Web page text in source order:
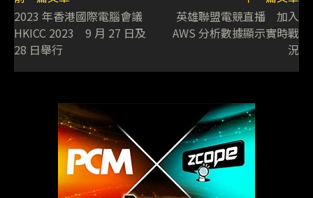
2023 年香港國際電腦會議
HKICC 2023 9 月 27 日及
28 日舉行
英雄聯盟電競直播 加入
AWS 分析數據顯示實時戰
況